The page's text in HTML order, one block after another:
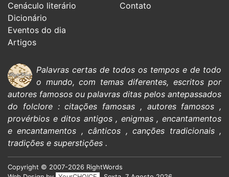
Cenáculo literário
Dicionário
Eventos do dia
Artigos
Contato
Palavras certas de todos os tempos e de todo
o mundo, com temas diferentes, escritos por
autores famosos ou palavras ditas pelos antepassados
do folclore:citações famosas , autores famosos ,
provérbios e ditos antigos, enigmas,encantamentos
e encantamentos ,cânticos ,canções tradicionais,
tradições e superstições .
Copyright © 2007-2026 RightWords